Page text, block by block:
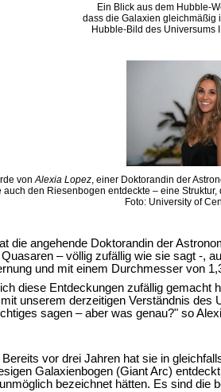
Ein Blick aus dem Hubble-
dass die Galaxien gleichmäßig
Hubble-Bild des Universums
von Alexia Lopez, einer Doktorandin der
auch den Riesenbogen entdeckte – eine
Foto: University of
die angehende Doktorandin der
– völlig zufällig wie sie sagt -,
und mit einem Durchmesser von
diese Entdeckungen zufällig
unserem derzeitigen Verständnis
sagen – aber was genau?" so
vor drei Jahren hat sie in
Galaxienbogen (Giant Arc)
bezeichnet hätten. Es sind